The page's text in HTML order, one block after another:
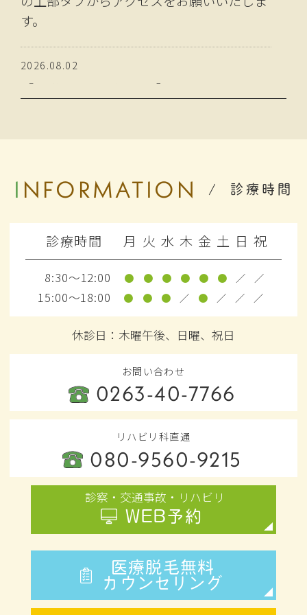
す。
2026.08.02
【 お盆休みのお知らせ 】
のほどよろしくお願い申し上げます。
2026.08.02
【 院長ノート更新のお知らせ 】
【松本市 オスグッド】成長期のスポーツ活
動で起こりやすい膝の痛み「オスグッド・
シュラッター病」の原因と対処法
【 院長ノート更新のお知らせ 】
【松本市 捻挫】ワールドカップでスポーツ
熱上昇中！お子様の「捻挫」にご注意を
2026.07.19
【 院長ノート更新のお知らせ 】
【松本市 夏の脱水や筋肉のつり】夜中の激
しい痛み…それ、夏の「隠れ脱水」が原因
かもしれません！
2026.07.12
INFORMATION 診療時間
診療時間 月 火 水 木 金 土 日 祝
8:30～12:00 ● ● ● ● ● ● ／ ／
15:00～18:00 ● ● ● ／ ● ／ ／ ／
休診日：木曜午後、日曜、祝日
お問い合わせ
0263-40-7766
リハビリ科直通
080-9560-9215
診察・交通事故・リハビリ
WEB予約
医療脱毛無料
カウンセリング